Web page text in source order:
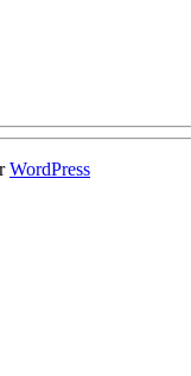
WordPress